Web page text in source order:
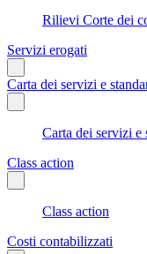
Rilievi Corte dei
Servizi erogati
Carta dei servizi e
Carta dei servizi e
Class action
Class action
Costi contabilizzati